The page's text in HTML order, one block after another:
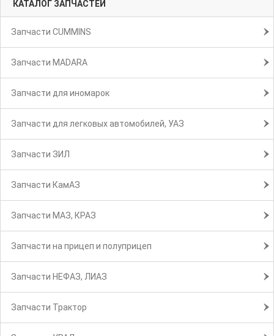
КАТАЛОГ ЗАПЧАСТЕЙ
Запчасти CUMMINS
Запчасти MADARA
Запчасти для иномарок
Запчасти для легковых автомобилей, УАЗ
Запчасти ЗИЛ
Запчасти КамАЗ
Запчасти МАЗ, КРАЗ
Запчасти на прицеп и полуприцеп
Запчасти НЕФАЗ, ЛИАЗ
Запчасти Трактор